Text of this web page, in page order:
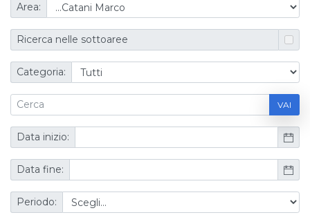
Area:
Ricerca nelle sottoaree
Categoria:
VAI
Data inizio:
Data fine:
Periodo: